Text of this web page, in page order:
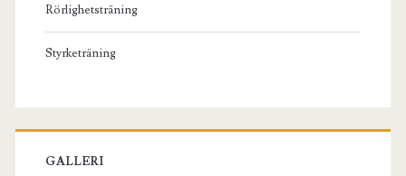
Rörlighetsträning
Styrketräning
GALLERI